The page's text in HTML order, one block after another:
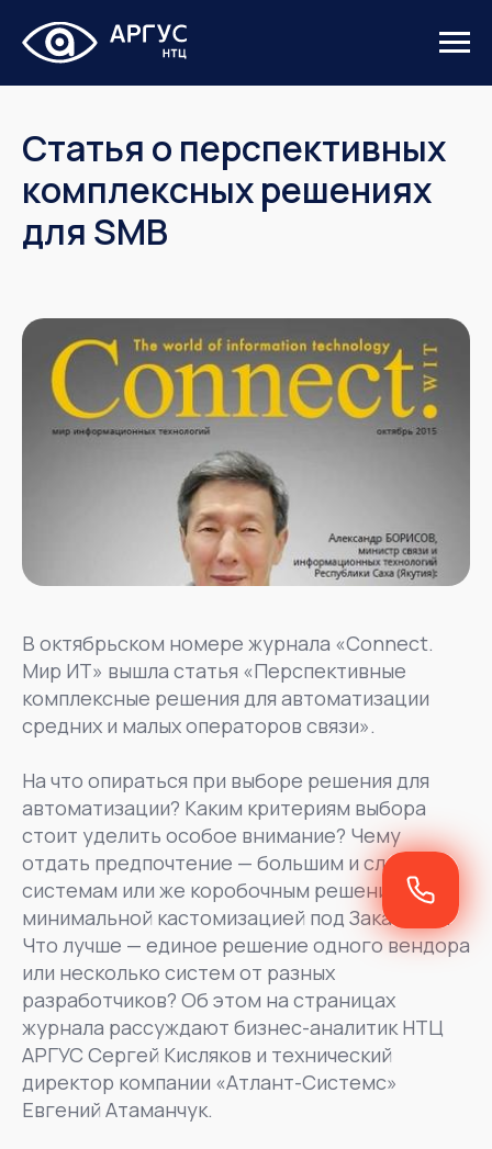
Статья о перспективных
комплексных решениях
для SMB
В октябрьском номере журнала «Connect.
Мир ИТ» вышла статья «Перспективные
комплексные решения для автоматизации
средних и малых операторов связи».
На что опираться при выборе решения для
автоматизации? Каким критериям выбора
стоит уделить особое внимание? Чему
отдать предпочтение — большим и сложным
системам или же коробочным решениям с
минимальной кастомизацией под Заказчика?
Что лучше — единое решение одного вендора
или несколько систем от разных
разработчиков? Об этом на страницах
журнала рассуждают бизнес-аналитик НТЦ
АРГУС Сергей Кисляков и технический
директор компании «Атлант-Системс»
Евгений Атаманчук.